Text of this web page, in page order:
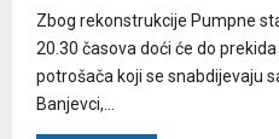
Zbog rekonstrukcije Pumpne
20.30 časova doći će do
potrošača koji se snabdijevaju
Banjevci,...